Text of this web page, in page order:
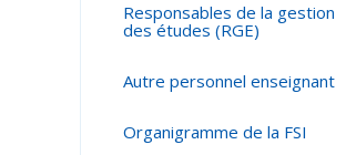
Responsables de la gestion
des études (RGE)
Autre personnel enseignant
Organigramme de la FSI